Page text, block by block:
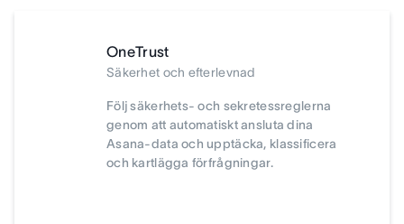
OneTrust
Säkerhet och efterlevnad
Följ säkerhets- och sekretessreglerna
genom att automatiskt ansluta dina
Asana-data och upptäcka, klassificera
och kartlägga förfrågningar.